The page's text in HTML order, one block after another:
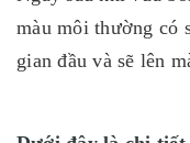
màu môi thường có
gian đầu và sẽ lên